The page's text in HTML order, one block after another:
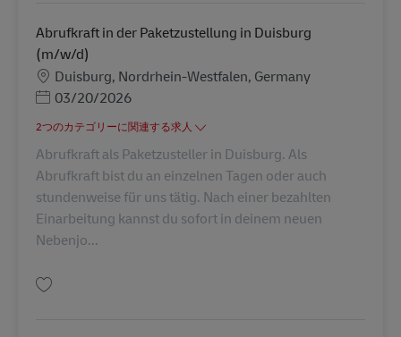
Abrufkraft in der Paketzustellung in Duisburg
(m/w/d)
勤務地
Duisburg, Nordrhein-Westfalen, Germany
Posted Date
03/20/2026
2つのカテゴリーに関連する求人
Abrufkraft als Paketzusteller in Duisburg. Als
Abrufkraft bist du an einzelnen Tagen oder auch
stundenweise für uns tätig. Nach einer bezahlten
Einarbeitung kannst du sofort in deinem neuen
Nebenjo...